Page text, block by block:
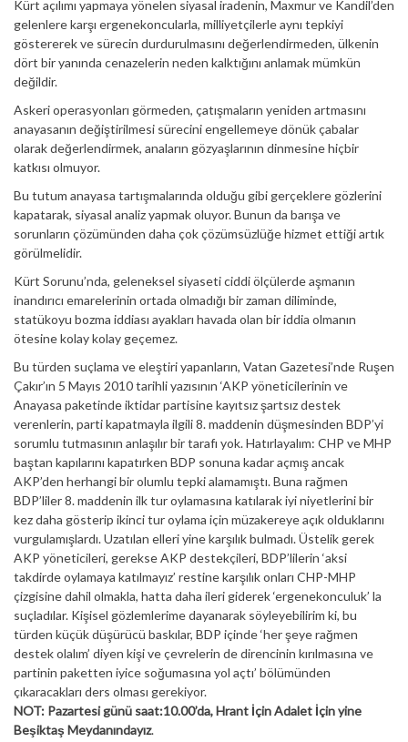
Kürt açılımı yapmaya yönelen siyasal iradenin, Maxmur ve Kandil’den
gelenlere karşı ergenekoncularla, milliyetçilerle aynı tepkiyi
göstererek ve sürecin durdurulmasını değerlendirmeden, ülkenin
dört bir yanında cenazelerin neden kalktığını anlamak mümkün
değildir.
Askeri operasyonları görmeden, çatışmaların yeniden artmasını
anayasanın değiştirilmesi sürecini engellemeye dönük çabalar
olarak değerlendirmek, anaların gözyaşlarının dinmesine hiçbir
katkısı olmuyor.
Bu tutum anayasa tartışmalarında olduğu gibi gerçeklere gözlerini
kapatarak, siyasal analiz yapmak oluyor. Bunun da barışa ve
sorunların çözümünden daha çok çözümsüzlüğe hizmet ettiği artık
görülmelidir.
Kürt Sorunu’nda, geleneksel siyaseti ciddi ölçülerde aşmanın
inandırıcı emarelerinin ortada olmadığı bir zaman diliminde,
statükoyu bozma iddiası ayakları havada olan bir iddia olmanın
ötesine kolay kolay geçemez.
Bu türden suçlama ve eleştiri yapanların, Vatan Gazetesi’nde Ruşen
Çakır’ın 5 Mayıs 2010 tarihli yazısının ‘AKP yöneticilerinin ve
Anayasa paketinde iktidar partisine kayıtsız şartsız destek
verenlerin, parti kapatmayla ilgili 8. maddenin düşmesinden BDP’yi
sorumlu tutmasının anlaşılır bir tarafı yok. Hatırlayalım: CHP ve MHP
baştan kapılarını kapatırken BDP sonuna kadar açmış ancak
AKP’den herhangi bir olumlu tepki alamamıştı. Buna rağmen
BDP’liler 8. maddenin ilk tur oylamasına katılarak iyi niyetlerini bir
kez daha gösterip ikinci tur oylama için müzakereye açık olduklarını
vurgulamışlardı. Uzatılan elleri yine karşılık bulmadı. Üstelik gerek
AKP yöneticileri, gerekse AKP destekçileri, BDP’lilerin ‘aksi
takdirde oylamaya katılmayız’ restine karşılık onları CHP-MHP
çizgisine dahil olmakla, hatta daha ileri giderek ‘ergenekonculuk’ la
suçladılar. Kişisel gözlemlerime dayanarak söyleyebilirim ki, bu
türden küçük düşürücü baskılar, BDP içinde ‘her şeye rağmen
destek olalım’ diyen kişi ve çevrelerin de direncinin kırılmasına ve
partinin paketten iyice soğumasına yol açtı’ bölümünden
çıkaracakları ders olması gerekiyor.
NOT: Pazartesi günü saat:10.00’da, Hrant İçin Adalet İçin yine
Beşiktaş Meydanındayız.